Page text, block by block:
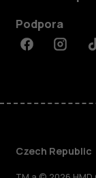
Podpora
Facebook
Czech Republic